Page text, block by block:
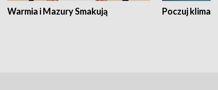
Warmia i Mazury Smakują Poczuj klimat